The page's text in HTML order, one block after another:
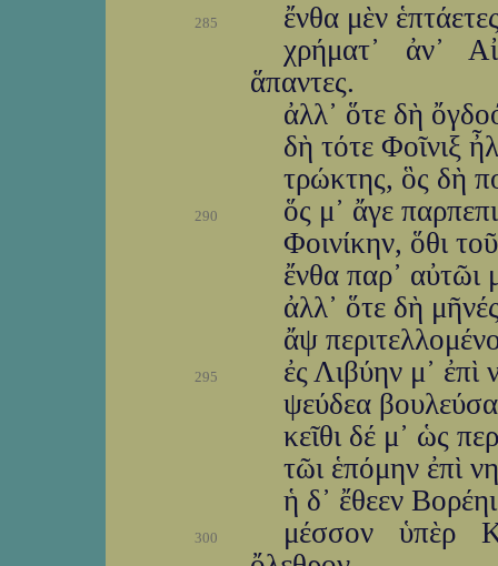
285
ἔνθα μὲν
χρήματ᾽ ἀν᾽
ἅπαντες.
ἀλλ᾽ ὅτε δὴ
δὴ τότε Φοῖνιξ
τρώκτης, ὃς δὴ
290
ὅς μ᾽ ἄγε
Φοινίκην, ὅθι
ἔνθα παρ᾽ αὐτῶι
ἀλλ᾽ ὅτε δὴ
ἄψ
295
ἐς Λιβύην μ᾽
ψεύδεα
κεῖθι δέ μ᾽ ὡς
τῶι ἑπόμην ἐπὶ
ἡ δ᾽ ἔθεεν
300
μέσσον ὑπὲρ